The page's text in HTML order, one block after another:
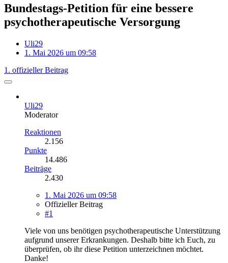
Bundestags-Petition für eine bessere
psychotherapeutische Versorgung
Uli29
1. Mai 2026 um 09:58
1. offizieller Beitrag
Uli29
Moderator
Reaktionen
2.156
Punkte
14.486
Beiträge
2.430
1. Mai 2026 um 09:58
Offizieller Beitrag
#1
Viele von uns benötigen psychotherapeutische Unterstützung
aufgrund unserer Erkrankungen. Deshalb bitte ich Euch, zu
überprüfen, ob ihr diese Petition unterzeichnen möchtet.
Danke!